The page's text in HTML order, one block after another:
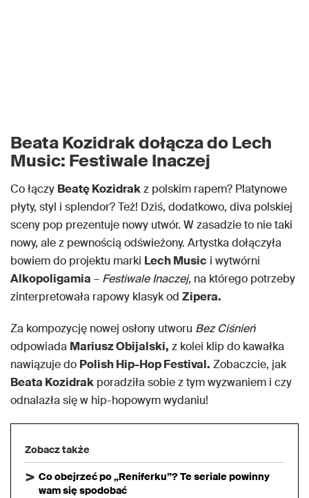
Beata Kozidrak dołącza do Lech
Music: Festiwale Inaczej
Co łączy Beatę Kozidrakz polskim rapem? Platynowe
płyty, styl i splendor? Też! Dziś, dodatkowo, diva polskiej
sceny pop prezentuje nowy utwór. W zasadzie to nie taki
nowy, ale z pewnością odświeżony. Artystka dołączyła
bowiem do projektu marki Lech Music i wytwórni
Alkopoligamia – Festiwale Inaczej, na którego potrzeby
zinterpretowała rapowy klasyk od Zipera.
Za kompozycję nowej osłony utworu Bez Ciśnień
odpowiada Mariusz Obijalski, z kolei klip do kawałka
nawiązuje do Polish Hip-Hop Festival. Zobaczcie, jak
Beata Kozidrak poradziła sobie z tym wyzwaniem i czy
odnalazła się w hip-hopowym wydaniu!
Zobacz także
Co obejrzeć po „Reniferku”? Te seriale powinny
wam się spodobać